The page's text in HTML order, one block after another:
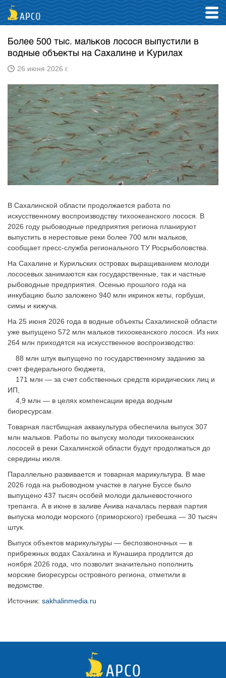
Более 500 тыс. мальков лосося выпустили в
водные объекты на Сахалине и Курилах
26 июня 2026 г.
В Сахалинской области продолжается работа по
искусственному воспроизводству тихоокеанского лосося. В
2026 году рыбоводные предприятия региона планируют
выпустить в нерестовые реки более 700 млн мальков,
сообщает пресс-служба регионального ТУ Росрыболовства.
На Сахалине и Курильских островах выращиванием молоди
лососевых занимаются как государственные, так и частные
рыбоводные предприятия. Осенью прошлого года на
инкубацию было заложено 940 млн икринок кеты, горбуши,
симы и кижуча.
На 25 июня 2026 года в водные объекты Сахалинской области
уже выпущено 572 млн мальков тихоокеанского лосося. Из них
264 млн приходятся на искусственное воспроизводство:
88 млн штук выпущено по государственному заданию за
счет федерального бюджета,
171 млн — за счет собственных средств юридических лиц и
ИП,
4,9 млн — в целях компенсации вреда водным
биоресурсам.
Товарная пастбищная аквакультура обеспечила выпуск 307
млн мальков. Работы по выпуску молоди тихоокеанских
лососей в реки Сахалинской области будут продолжаться до
середины июля.
Параллельно развивается и товарная марикультура. В мае
2026 года на рыбоводном участке в лагуне Буссе было
выпущено 437 тысяч особей молоди дальневосточного
трепанга. А в июне в заливе Анива началась первая партия
выпуска молоди морского (приморского) гребешка — 30 тысяч
штук.
Выпуск объектов марикультуры — беспозвоночных — в
прибрежных водах Сахалина и Кунашира продлится до
ноября 2026 года, что позволит значительно пополнить
морские биоресурсы островного региона, отметили в
ведомстве.
Источник: sakhalinmedia.ru